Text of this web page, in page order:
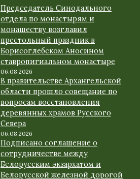
Председатель Синодального
отдела по монастырям и
монашеству возглавил
престольный праздник в
Борисоглебском Аносином
ставропигиальном монастыре
06.08.2026
В правительстве Архангельской
области прошло совещание по
вопросам восстановления
деревянных храмов Русского
Севера
06.08.2026
Подписано соглашение о
сотрудничестве между
Белорусским экзархатом и
Белорусской железной дорогой